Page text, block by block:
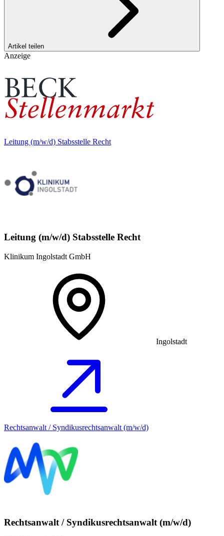
Artikel teilen
Anzeige
Leitung (m/w/d) Stabsstelle Recht
Leitung (m/w/d) Stabsstelle Recht
Klinikum Ingolstadt GmbH
Ingolstadt
Rechtsanwalt / Syndikusrechtsanwalt (m/w/d)
Rechtsanwalt / Syndikusrechtsanwalt (m/w/d)